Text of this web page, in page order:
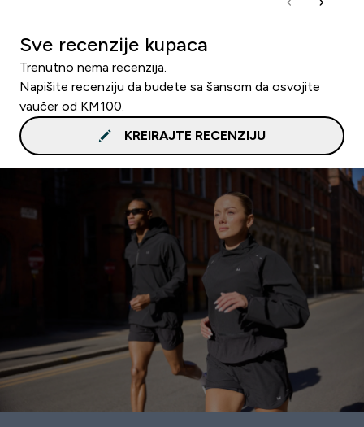
Sve recenzije kupaca
Trenutno nema recenzija.
Napišite recenziju da budete sa šansom da osvojite
vaučer od KM100.
KREIRAJTE RECENZIJU